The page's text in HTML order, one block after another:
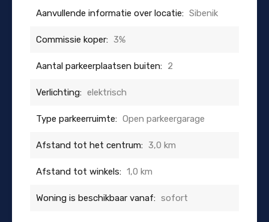
Aanvullende informatie over locatie: Sibenik
Commissie koper: 3%
Aantal parkeerplaatsen buiten: 2
Verlichting: elektrisch
Type parkeerruimte: Open parkeergarage
Afstand tot het centrum: 3,0 km
Afstand tot winkels: 1,0 km
Woning is beschikbaar vanaf: sofort